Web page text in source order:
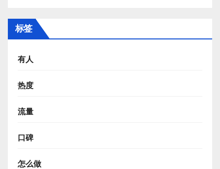
标签
有人
热度
流量
口碑
怎么做